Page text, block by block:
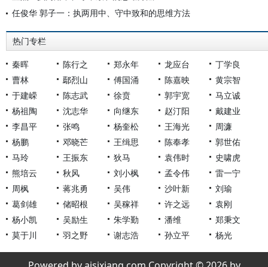
任俊华 郭子一：执两用中、守中致和的思维方法
热门专栏
秦晖 陈行之 郑永年 龙应台
丁学良
曹林
鄢烈山 傅国涌 陈嘉映
黄宗智
于建嵘
陈志武 徐贲 郭宇宽
马立诚
杨祖陶
沈志华 向继东 赵汀阳
戴建业
李昌平
张鸣 杨奎松 王海光
周濂
杨鹏
邓晓芒 王缉思 陈奉孝
郭世佑
马玲
王振东 狄马 袁伟时
史啸虎
熊培云
秋风 刘小枫 孟令伟
雷一宁
周枫
蒋兆勇 吴伟 沙叶新
刘瑜
葛剑雄
储昭根 吴稼祥 许之远
袁刚
杨小凯
吴励生 朱学勤 潘维
郑秉文
莫于川
羽之野 谢志浩 孙立平 杨光